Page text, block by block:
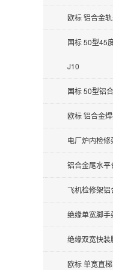
欧标 铝合金
国标 50型45
J10
国标 50型铝
欧标 铝合金
电厂炉内检修
铝合金尾水
飞机检修架
绝缘单宽脚手
绝缘双宽快装
欧标 单宽直